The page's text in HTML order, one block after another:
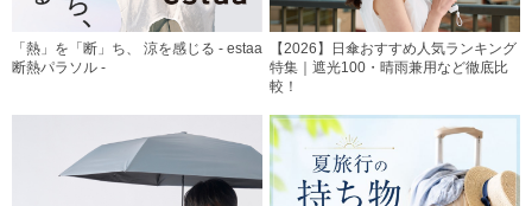
「熱」を「断」ち、 涼を感じる - estaa
断熱パラソル -
【2026】日傘おすすめ人気ランキング
特集｜遮光100・晴雨兼用など徹底比
較！